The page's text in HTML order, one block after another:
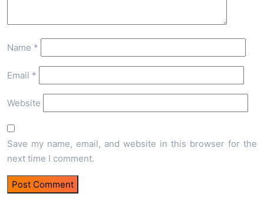
Name *
Email *
Website
Save my name, email, and website in this browser for the
next time I comment.